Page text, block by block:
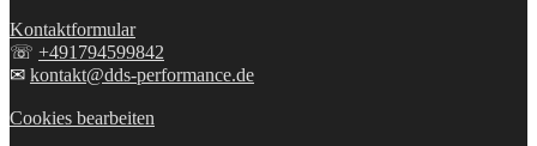
Kontaktformular
☏ +491794599842
✉ kontakt@dds-performance.de
Cookies bearbeiten